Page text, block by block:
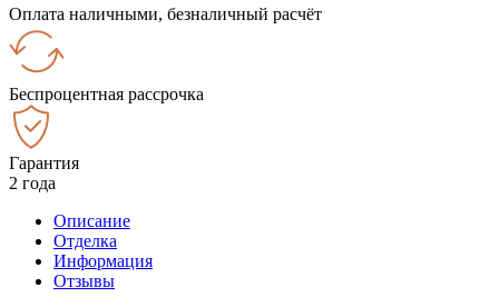
Оплата наличными, безналичный расчёт
Беспроцентная рассрочка
Гарантия
2 года
Описание
Отделка
Информация
Отзывы